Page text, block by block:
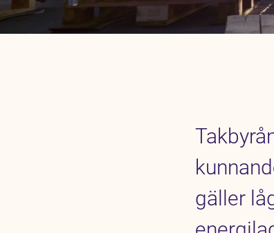
gäller